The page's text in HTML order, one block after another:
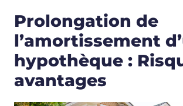
Prolongation de
l’amortissement
hypothèque :
avantages